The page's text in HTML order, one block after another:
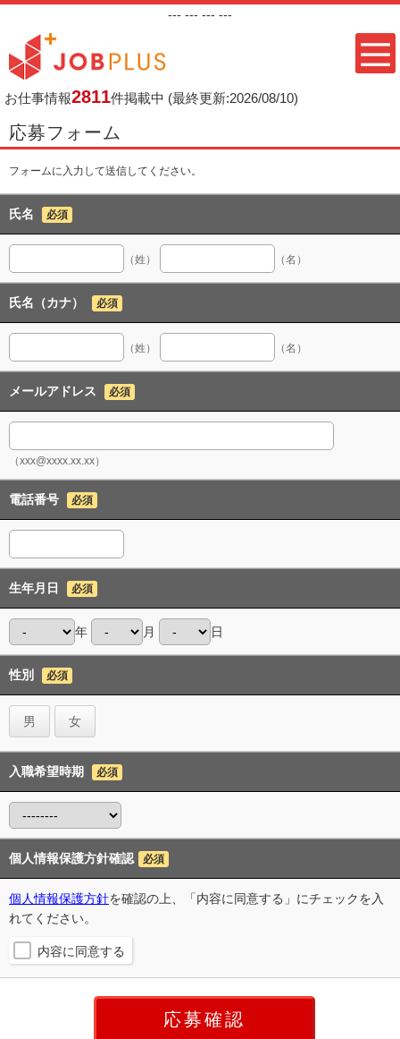
--- --- --- ---
お仕事情報2811件掲載中 (最終更新:2026/08/10)
応募フォーム
フォームに入力して送信してください。
氏名 必須
（姓） （名）
氏名（カナ） 必須
（姓） （名）
メールアドレス 必須
（xxx@xxxx.xx.xx）
電話番号 必須
生年月日 必須
年 月 日
性別 必須
男 女
入職希望時期 必須
個人情報保護方針確認 必須
個人情報保護方針を確認の上、「内容に同意する」にチェックを入
れてください。
内容に同意する